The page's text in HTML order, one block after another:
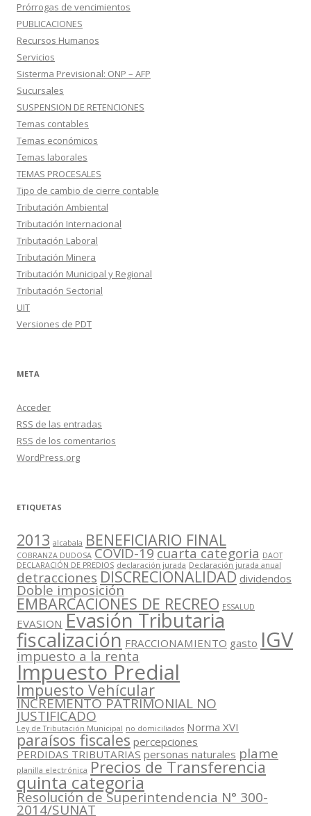
Prórrogas de vencimientos
PUBLICACIONES
Recursos Humanos
Servicios
Sisterma Previsional: ONP – AFP
Sucursales
SUSPENSION DE RETENCIONES
Temas contables
Temas económicos
Temas laborales
TEMAS PROCESALES
Tipo de cambio de cierre contable
Tributación Ambiental
Tributación Internacional
Tributación Laboral
Tributación Minera
Tributación Municipal y Regional
Tributación Sectorial
UIT
Versiones de PDT
META
Acceder
RSS de las entradas
RSS de los comentarios
WordPress.org
ETIQUETAS
2013 alcabala BENEFICIARIO FINAL
COBRANZA DUDOSA COVID-19cuarta categoria DAOT
DECLARACIÓN DE PREDIOS declaración jurada Declaración jurada anual
detracciones DISCRECIONALIDAD dividendos
Doble imposición
EMBARCACIONES DE RECREO ESSALUD
EVASION Evasión Tributaria
fiscalización FRACCIONAMIENTO gasto IGV
impuesto a la renta
Impuesto Predial
Impuesto Vehícular
INCREMENTO PATRIMONIAL NO
JUSTIFICADO
Ley de Tributación Municipal no domiciliados Norma XVI
paraísos fiscales percepciones
PERDIDAS TRIBUTARIAS personas naturales plame
planilla electrónica Precios de Transferencia
quinta categoria
Resolución de Superintendencia N° 300-
2014/SUNAT